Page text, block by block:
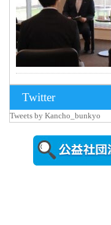
Twitter
Tweets by Kancho_bunkyo